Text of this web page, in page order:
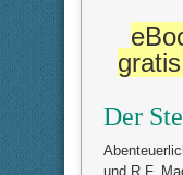
Der
und R.F.